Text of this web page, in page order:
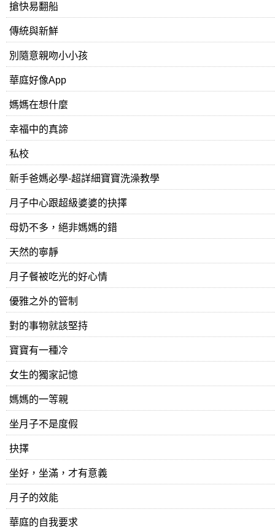
搶快易翻船
傳統與新鮮
別隨意親吻小小孩
華庭好像App
媽媽在想什麼
幸福中的真諦
私校
新手爸媽必學-超詳細寶寶洗澡教學
月子中心跟超級婆婆的抉擇
母奶不多，絕非媽媽的錯
天然的寧靜
月子餐被吃光的好心情
優雅之外的管制
對的事物就該堅持
寶寶有一種冷
女生的獨家記憶
媽媽的一等親
坐月子不是度假
抉擇
坐好，坐滿，才有意義
月子的效能
華庭的自我要求